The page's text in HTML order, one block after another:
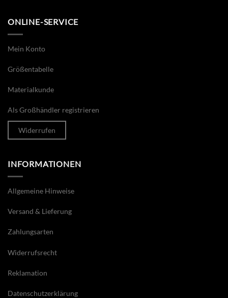
ONLINE-SERVICE
Mein Konto
Größentabelle
Materialkunde
Als Großhändler registrieren
Widerrufen
INFORMATIONEN
Allgemeine Hinweise
Versand & Lieferung
Zahlungsarten
Widerrufsrecht
Reklamation
Datenschutzerklärung